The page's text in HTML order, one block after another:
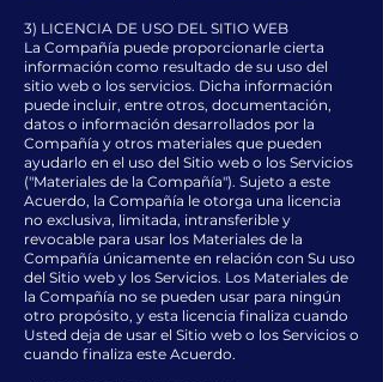
3) LICENCIA DE USO DEL SITIO WEB
La Compañía puede proporcionarle cierta
información como resultado de su uso del
sitio web o los servicios. Dicha información
puede incluir, entre otros, documentación,
datos o información desarrollados por la
Compañía y otros materiales que pueden
ayudarlo en el uso del Sitio web o los Servicios
("Materiales de la Compañía"). Sujeto a este
Acuerdo, la Compañía le otorga una licencia
no exclusiva, limitada, intransferible y
revocable para usar los Materiales de la
Compañía únicamente en relación con Su uso
del Sitio web y los Servicios. Los Materiales de
la Compañía no se pueden usar para ningún
otro propósito, y esta licencia finaliza cuando
Usted deja de usar el Sitio web o los Servicios o
cuando finaliza este Acuerdo.